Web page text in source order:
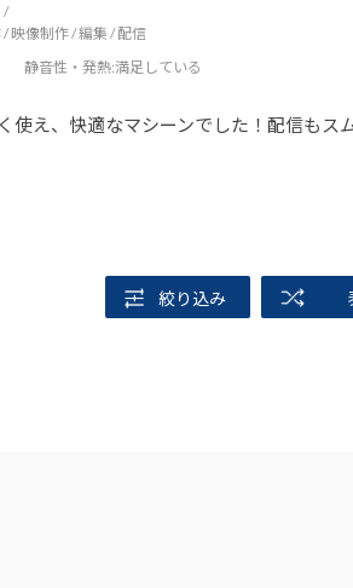
映像制作 / 編集 / 配信
静音性・発熱:満足している
え、快適なマシーンでした！配信もス
絞り込み